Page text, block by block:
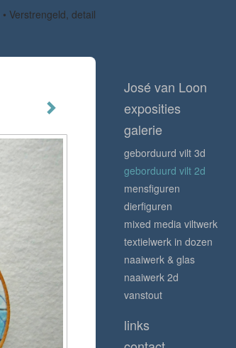
Verstrengeld, detail
José van Loon
exposities
galerie
geborduurd vilt 3d
geborduurd vilt 2d
mensfiguren
dierfiguren
mixed media viltwerk
textielwerk in dozen
naaiwerk & glas
naaiwerk 2d
vanstout
links